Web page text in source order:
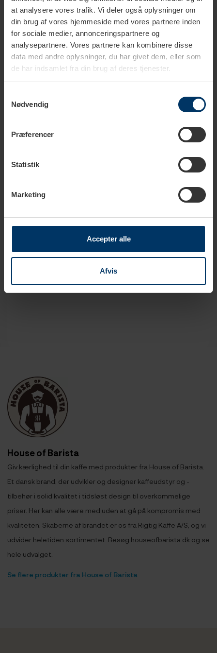
at analysere vores trafik. Vi deler også oplysninger om
din brug af vores hjemmeside med vores partnere inden
for sociale medier, annonceringspartnere og
analysepartnere. Vores partnere kan kombinere disse
data med andre oplysninger, du har givet dem, eller som
de har indsamlet fra din brug af deres tjenester.
Nødvendig
Præferencer
Statistik
Marketing
Accepter alle
Afvis
Rigtig Kaffe Mixpakke 2,5kg Hele kaffebønner
Tilføj til kurv
Rigtig Kaffe Mixpakke 5,2kg Hele kaffebønner
1.099,00 DKK
Materiale
Plastik
Rustfrit stål
Diameter 58 mm
Tamper
House of Barista
Giv kærlighed til din kaffe med produkter fra House of Barista.
Et dansk brand, der udvikler og designer kaffeudstyr og -
tilbehør i solid kvalitet i tidsløst design til overkommelige
priser. Her kan alle være med uden at gå på kompromis med
kvaliteten. Skaberne af brandet er os fra Rigtig Kaffe A/S, og vi
udvider heletiden sortimentet. Besøg houseofbarista.dk og se
hele udvalget.
Se flere produkter fra House of Barista